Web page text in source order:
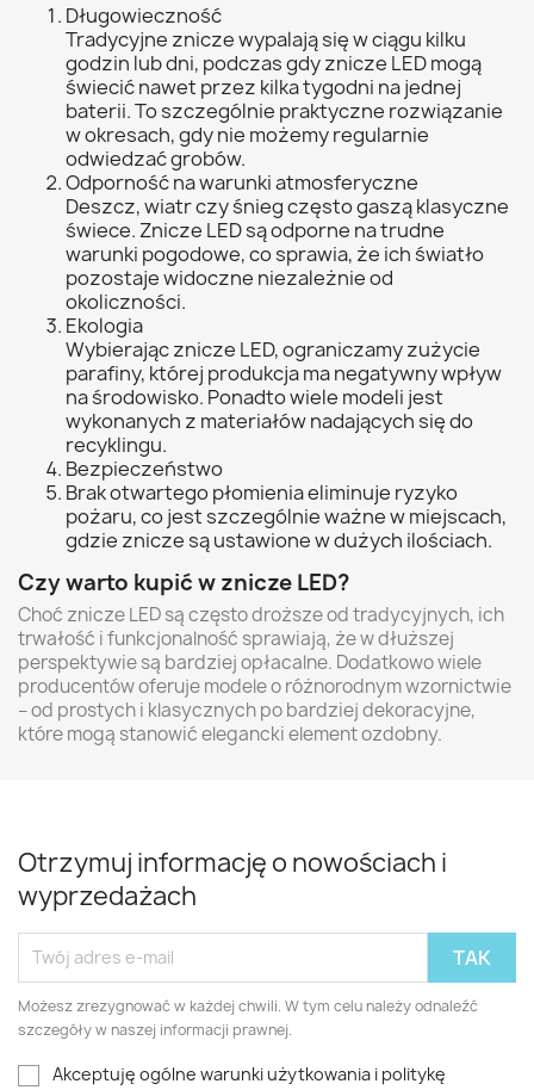
Długowieczność
Tradycyjne znicze wypalają się w ciągu kilku
godzin lub dni, podczas gdy znicze LED mogą
świecić nawet przez kilka tygodni na jednej
baterii. To szczególnie praktyczne rozwiązanie
w okresach, gdy nie możemy regularnie
odwiedzać grobów.
Odporność na warunki atmosferyczne
Deszcz, wiatr czy śnieg często gaszą klasyczne
świece. Znicze LED są odporne na trudne
warunki pogodowe, co sprawia, że ich światło
pozostaje widoczne niezależnie od
okoliczności.
Ekologia
Wybierając znicze LED, ograniczamy zużycie
parafiny, której produkcja ma negatywny wpływ
na środowisko. Ponadto wiele modeli jest
wykonanych z materiałów nadających się do
recyklingu.
Bezpieczeństwo
Brak otwartego płomienia eliminuje ryzyko
pożaru, co jest szczególnie ważne w miejscach,
gdzie znicze są ustawione w dużych ilościach.
Czy warto kupić w znicze LED?
Choć znicze LED są często droższe od tradycyjnych, ich
trwałość i funkcjonalność sprawiają, że w dłuższej
perspektywie są bardziej opłacalne. Dodatkowo wiele
producentów oferuje modele o różnorodnym wzornictwie
– od prostych i klasycznych po bardziej dekoracyjne,
które mogą stanowić elegancki element ozdobny.
Otrzymuj informację o nowościach i
wyprzedażach
Możesz zrezygnować w każdej chwili. W tym celu należy odnaleźć
szczegóły w naszej informacji prawnej.
Akceptuję ogólne warunki użytkowania i politykę